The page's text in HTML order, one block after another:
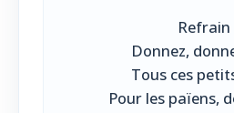
Refrain
Donnez,
Tous ces
Pour les païens,